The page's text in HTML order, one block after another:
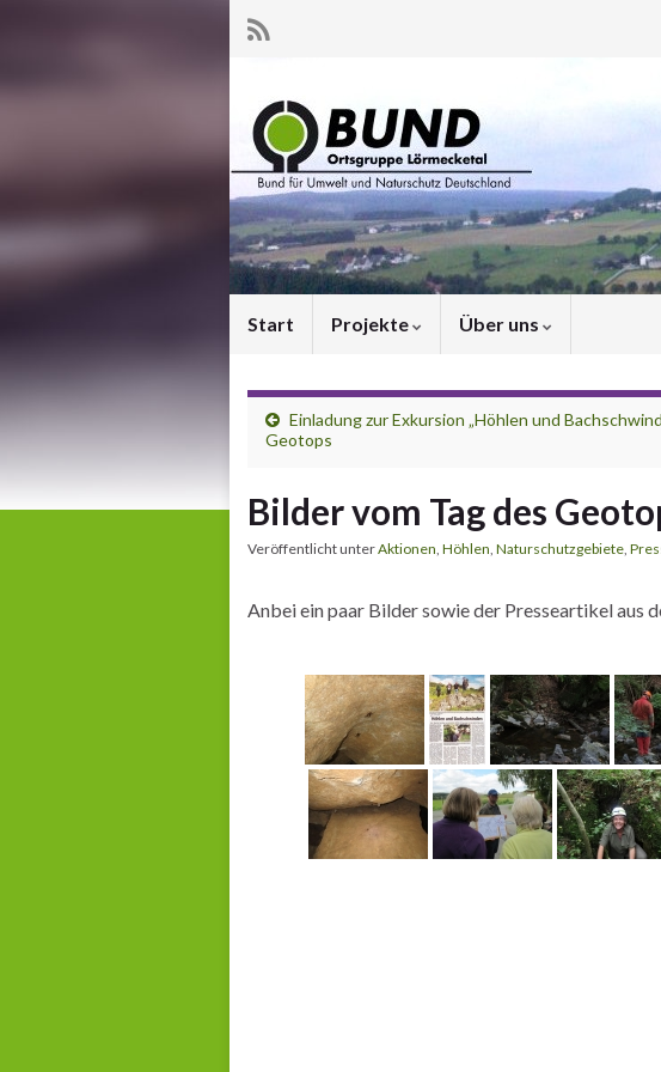
Start Projekte Über uns
Einladung zur Exkursion „Höhlen und
Geotops
Bilder vom Tag des
Veröffentlicht unterAktionen, Höhlen, Naturschutzgebiete,
Anbei ein paar Bilder sowie der Presseartikel aus